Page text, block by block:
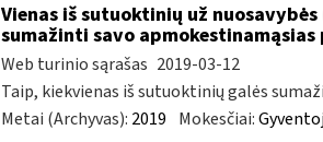
Vienas iš sutuoktinių už
sumažinti savo apmokestinamąsias
Web turinio sąrašas 2019-03-12
Taip, kiekvienas iš sutuoktinių galės
Metai (Archyvas): 2019 Mokesčiai: